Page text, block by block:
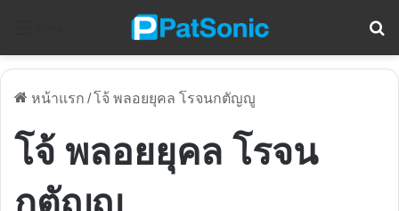
หน้าแรก /โจ้ พลอยยุคล โรจนกตัญญู
โจ้ พลอยยุคล โรจน